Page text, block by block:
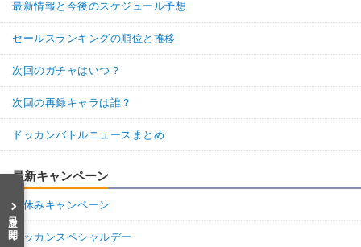
目次を開く
最新情報と今後のスケジュール予想
セールスランキングの順位と推移
次回のガチャはいつ？
次回の再録キャラは誰？
ドッカンバトルニュースまとめ
最新キャンペーン
夏休みキャンペーン
ドッカンスペシャルデー